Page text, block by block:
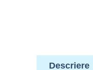
Descriere